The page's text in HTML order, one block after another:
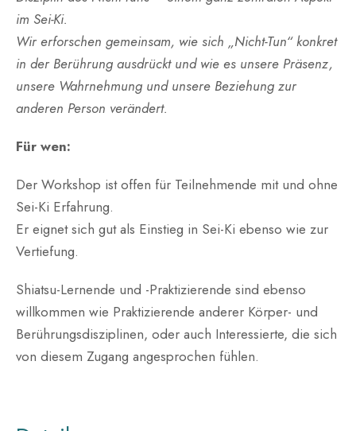
im Sei-Ki.
Wir erforschen gemeinsam, wie sich „Nicht-Tun“ konkret
in der Berührung ausdrückt und wie es unsere Präsenz,
unsere Wahrnehmung und unsere Beziehung zur
anderen Person verändert.
Für wen:
Der Workshop ist offen für Teilnehmende mit und ohne
Sei-Ki Erfahrung.
Er eignet sich gut als Einstieg in Sei-Ki ebenso wie zur
Vertiefung.
Shiatsu-Lernende und -Praktizierende sind ebenso
willkommen wie Praktizierende anderer Körper- und
Berührungsdisziplinen, oder auch Interessierte, die sich
von diesem Zugang angesprochen fühlen.